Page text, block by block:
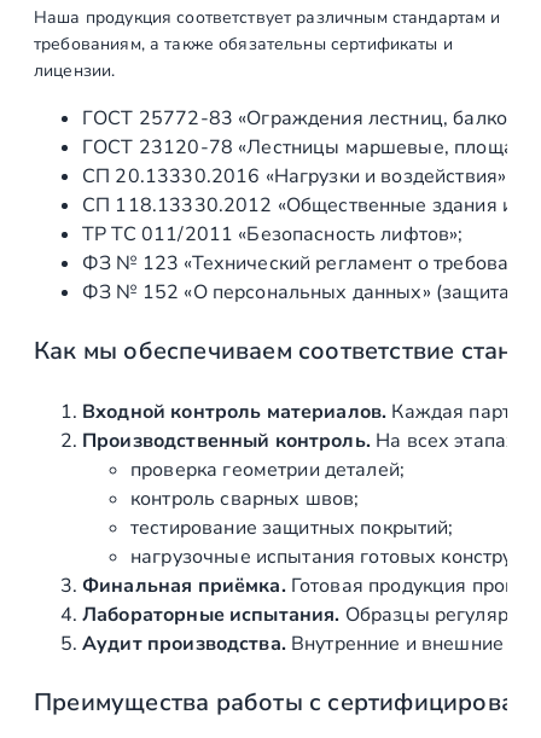
о
1
0
0
к
E
4
н
а
н
ы
й
5
Наша продукция соответствует различным стандартам и
требованиям, а также обязательны сертификаты и
лицензии.
ГОСТ 25772‑83 «Ограждения лестниц,
ГОСТ 23120‑78 «Лестницы маршевые,
СП 20.13330.2016 «Нагрузки и воздействия»
СП 118.13330.2012 «Общественные здания и
ТР ТС 011/2011 «Безопасность лифтов»;
ФЗ № 123 «Технический регламент о
ФЗ № 152 «О персональных данных» (защита
Как мы обеспечиваем соответствие
Входной контроль материалов. Каждая партия
Производственный контроль.На всех этапах
проверка геометрии деталей;
контроль сварных швов;
тестирование защитных покрытий;
нагрузочные испытания готовых
Финальная приёмка.Готовая продукция
Лабораторные испытания. Образцы регулярно
Аудит производства.Внутренние и внешние
Преимущества работы с